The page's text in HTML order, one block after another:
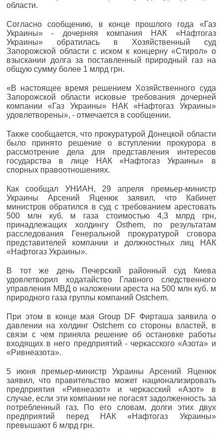
области.
Согласно сообщению, в конце прошлого года «Газ
Украины» - дочерняя компания НАК «Нафтогаз
Украины» обратилась в Хозяйственный суд
Запорожской области с иском к концерну «Стирол» о
взыскании долга за поставленный природный газ на
общую сумму более 1 млрд грн.
«В настоящее время решением Хозяйственного суда
Запорожской области исковые требования дочерней
компании «Газ Украины» НАК «Нафтогаз Украины»
удовлетворены», - отмечается в сообщении.
Также сообщается, что прокуратурой Донецкой области
было принято решение о вступлении прокурора в
рассмотрение дела для представления интересов
государства в лице НАК «Нафтогаз Украины» в
спорных правоотношениях.
Как сообщал УНИАН, 29 апреля премьер-министр
Украины Арсений Яценюк заявил, что Кабинет
министров обратился в суд с требованием арестовать
500 млн куб. м газа стоимостью 4,3 млрд грн,
принадлежащих холдингу Osthem, по результатам
расследования Генеральной прокуратурой сговора
представителей компании и должностных лиц НАК
«Нафтогаз Украины».
В тот же день Печерский районный суд Киева
удовлетворил ходатайство Главного следственного
управления МВД о наложении ареста на 500 млн куб. м
природного газа группы компаний Ostchem.
При этом в конце мая Group DF Фирташа заявила о
давлении на холдинг Ostchem со стороны властей, в
связи с чем приняла решение об остановке работы
входящих в него предприятий - черкасского «Азота» и
«Ривнеазота».
5 июня премьер-министр Украины Арсений Яценюк
заявил, что правительство может национализировать
предприятия «Ривнеазот» и черкасский «Азот» в
случае, если эти компании не погасят задолженность за
потребленный газ. По его словам, долги этих двух
предприятий перед НАК «Нафтогаз Украины»
превышают 6 млрд грн.